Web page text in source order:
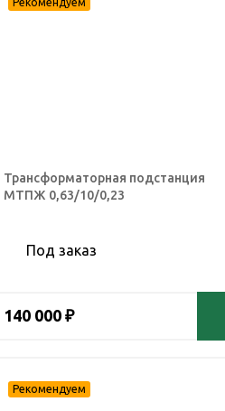
Трансформаторная подстанция
МТПЖ 0,63/10/0,23
Под заказ
140 000 ₽